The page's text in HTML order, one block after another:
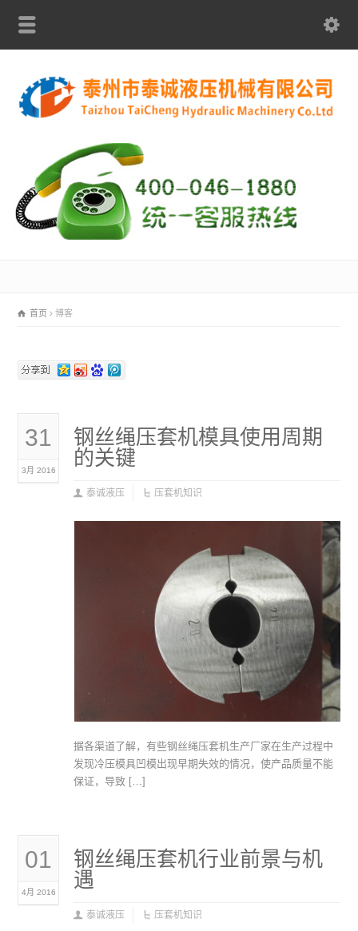
首页 博客
31
3月 2016
钢丝绳压套机模具使用周期
的关键
泰诚液压 压套机知识
据各渠道了解，有些钢丝绳压套机生产厂家在生产过程中
发现冷压模具凹模出现早期失效的情况，使产品质量不能
保证，导致 […]
01
4月 2016
钢丝绳压套机行业前景与机
遇
泰诚液压 压套机知识